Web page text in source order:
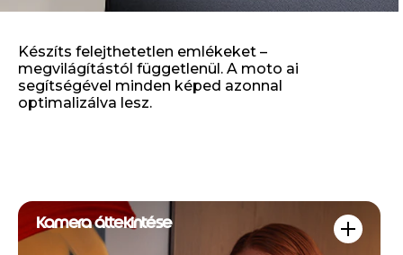
Készíts felejthetetlen emlékeket –
megvilágítástól függetlenül. A moto ai
segítségével minden képed azonnal
optimalizálva lesz.
Kamera áttekintése